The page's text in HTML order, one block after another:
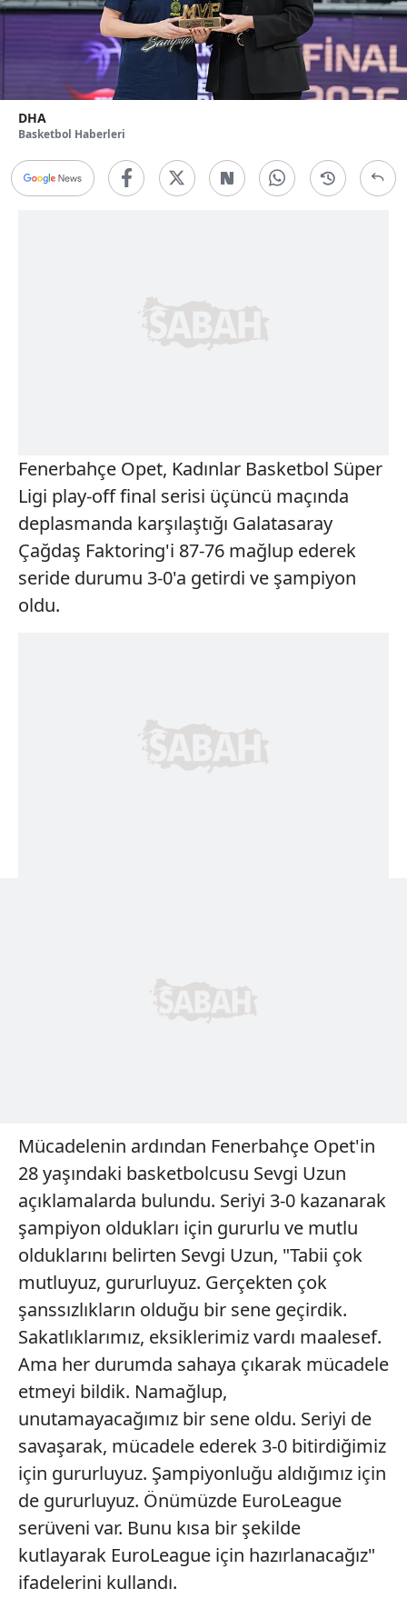
DHA
Basketbol Haberleri
Fenerbahçe Opet, Kadınlar Basketbol Süper
Ligi play-off final serisi üçüncü maçında
deplasmanda karşılaştığı Galatasaray
Çağdaş Faktoring'i 87-76 mağlup ederek
seride durumu 3-0'a getirdi ve şampiyon
oldu.
Mücadelenin ardından Fenerbahçe Opet'in
28 yaşındaki basketbolcusu Sevgi Uzun
açıklamalarda bulundu. Seriyi 3-0 kazanarak
şampiyon oldukları için gururlu ve mutlu
olduklarını belirten Sevgi Uzun, "Tabii çok
mutluyuz, gururluyuz. Gerçekten çok
şanssızlıkların olduğu bir sene geçirdik.
Sakatlıklarımız, eksiklerimiz vardı maalesef.
Ama her durumda sahaya çıkarak mücadele
etmeyi bildik. Namağlup,
unutamayacağımız bir sene oldu. Seriyi de
savaşarak, mücadele ederek 3-0 bitirdiğimiz
için gururluyuz. Şampiyonluğu aldığımız için
de gururluyuz. Önümüzde EuroLeague
serüveni var. Bunu kısa bir şekilde
kutlayarak EuroLeague için hazırlanacağız"
ifadelerini kullandı.